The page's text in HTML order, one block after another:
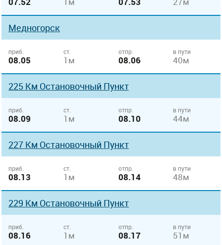
Медногорск
приб.
08.05
ст.
1м
отпр.
08.06
в пути
40м
225 Км Остановочный Пункт
приб.
08.09
ст.
1м
отпр.
08.10
в пути
44м
227 Км Остановочный Пункт
приб.
08.13
ст.
1м
отпр.
08.14
в пути
48м
229 Км Остановочный Пункт
приб.
08.16
ст.
1м
отпр.
08.17
в пути
51м